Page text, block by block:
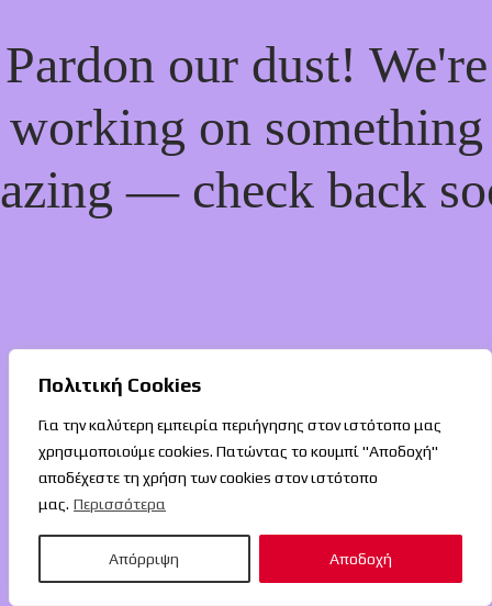
Πολιτική Cookies
Για την καλύτερη εμπειρία περιήγησης στον ιστότοπο μας
χρησιμοποιούμε cookies. Πατώντας το κουμπί "Αποδοχή"
αποδέχεστε τη χρήση των cookies στον ιστότοπο
μας. Περισσότερα
Απόρριψη Αποδοχή
Pardon our dust! We're
working on something
— check back